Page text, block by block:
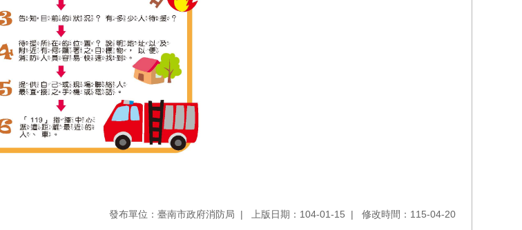
發布單位：臺南市政府消防局 上版日期：104-01-15 修改時間：115-04-20